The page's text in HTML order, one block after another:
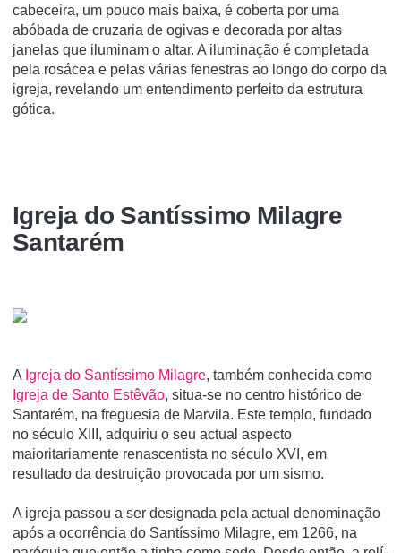
cabeceira, um pouco mais baixa, é coberta por uma
abóbada de cruzaria de ogivas e decorada por altas
janelas que iluminam o altar. A iluminação é completada
pela rosácea e pelas várias fenestras ao longo do corpo da
igreja, revelando um entendimento perfeito da estrutura
gótica.
Igreja do Santí­ssimo Milagre
Santarém
A Igreja do Santí­ssimo Milagre, também conhecida como
Igreja de Santo Estêvão, situa-se no centro histórico de
Santarém, na freguesia de Marvila. Este templo, fundado
no século XIII, adquiriu o seu actual aspecto
maioritariamente renascentista no século XVI, em
resultado da destruição provocada por um sismo.
A igreja passou a ser designada pela actual denominação
após a ocorrência do Santí­ssimo Milagre, em 1266, na